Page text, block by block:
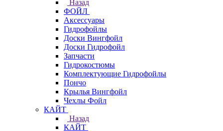
Назад
ФОЙЛ
Аксессуары
Гидрофойлы
Доски Вингфойл
Доски Гидрофойл
Запчасти
Гидрокостюмы
Комплектующие Гидрофойлы
Пончо
Крылья Вингфойл
Чехлы Фойл
КАЙТ
Назад
КАЙТ